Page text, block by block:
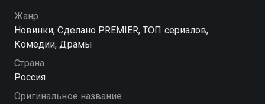
историями, но всё чаще сталкиваются с внутренней
пустотой. В этом мире быстрых решений и
цифровых иллюзий им предстоит найти способ
сохранить настоящие чувства и не потерять связь с
самыми важными людьми. «Соцсети» — смотрите
Жанр
Новинки, Сделано PREMIER, ТОП сериалов,
Комедии, Драмы
Страна
Россия
Оригинальное название